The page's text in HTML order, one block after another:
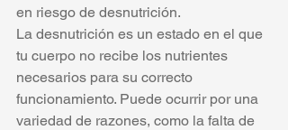
en riesgo de desnutrición.
La desnutrición es un estado en el que
tu cuerpo no recibe los nutrientes
necesarios para su correcto
funcionamiento. Puede ocurrir por una
variedad de razones, como la falta de